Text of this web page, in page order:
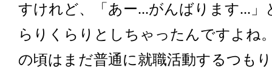
すけれど、「あー...がんばります...」
らりくらりとしちゃったんですよね
の頃はまだ普通に就職活動するつも